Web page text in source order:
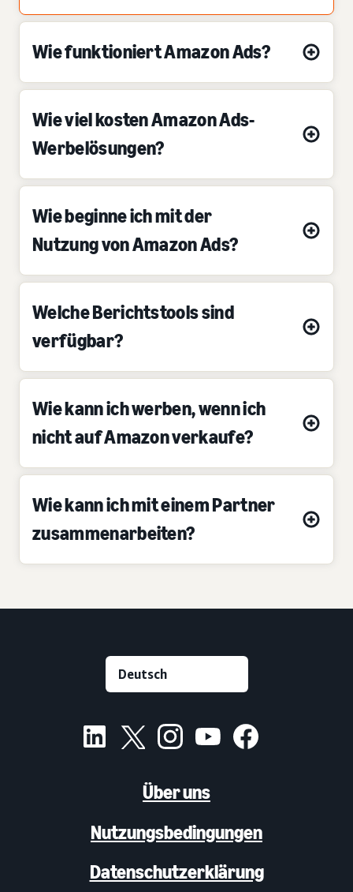
Wie funktioniert Amazon Ads?
Wie viel kosten Amazon Ads-
Werbelösungen?
Wie beginne ich mit der
Nutzung von Amazon Ads?
Welche Berichtstools sind
verfügbar?
Wie kann ich werben, wenn ich
nicht auf Amazon verkaufe?
Wie kann ich mit einem Partner
zusammenarbeiten?
Über uns
Nutzungsbedingungen
Datenschutzerklärung